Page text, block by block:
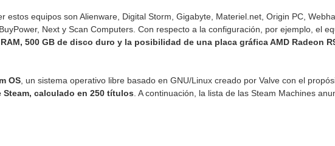
estos equipos son Alienware, Digital Storm, Gigabyte, Materiel.net, Origin PC,
Next y Scan Computers. Con respecto a la configuración, por ejemplo, el
500 GB de disco duro y la posibilidad de una placa gráfica AMD Radeon
OS , un sistema operativo libre basado en GNU/Linux creado por Valve con el
calculado en 250 títulos . A continuación, la lista de las Steam Machines